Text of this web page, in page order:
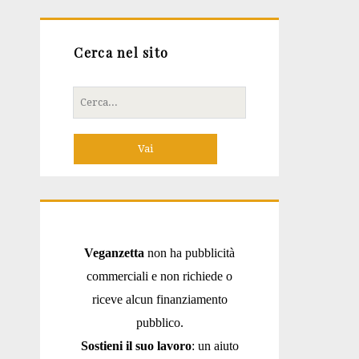
Cerca nel sito
Cerca
per:
Veganzetta non ha pubblicità
commerciali e non richiede o
riceve alcun finanziamento
pubblico.
Sostieni il suo lavoro: un aiuto